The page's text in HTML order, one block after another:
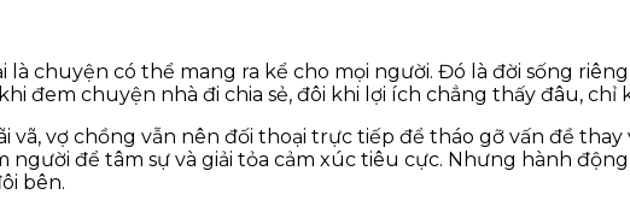
chuyện có thể mang ra kể cho mọi người. Đó là đời sống
đem chuyện nhà đi chia sẻ, đôi khi lợi ích chẳng thấy đâu,
vã, vợ chồng vẫn nên đối thoại trực tiếp để tháo gỡ vấn đề
để tâm sự và giải tỏa cảm xúc tiêu cực. Nhưng hành
bên.